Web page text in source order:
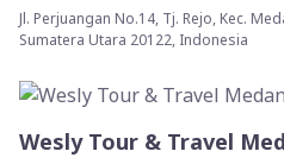
Jl. Perjuangan No.14, Tj. Rejo, Kec.
Sumatera Utara 20122, Indonesia
Wesly Tour & Travel